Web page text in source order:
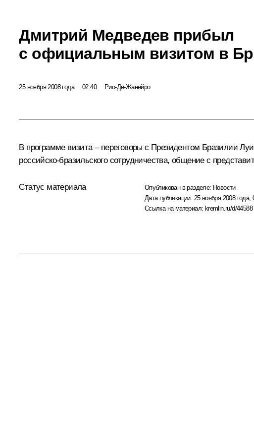
Дмитрий Медведев прибыл
с официальным визитом в
25 ноября 2008 года 02:40 Рио-Де-Жанейро
В программе визита – переговоры с Президентом Бразилии
российско-бразильского сотрудничества, общение с
Статус материала Опубликован в разделе: Новости
Дата публикации: 25 ноября 2008 года,
Ссылка на материал: kremlin.ru/d/44588